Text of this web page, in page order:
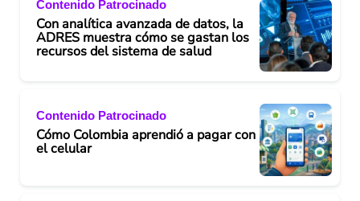
Contenido Patrocinado
Con analítica avanzada de datos, la
ADRES muestra cómo se gastan los
recursos del sistema de salud
Contenido Patrocinado
Cómo Colombia aprendió a pagar con
el celular